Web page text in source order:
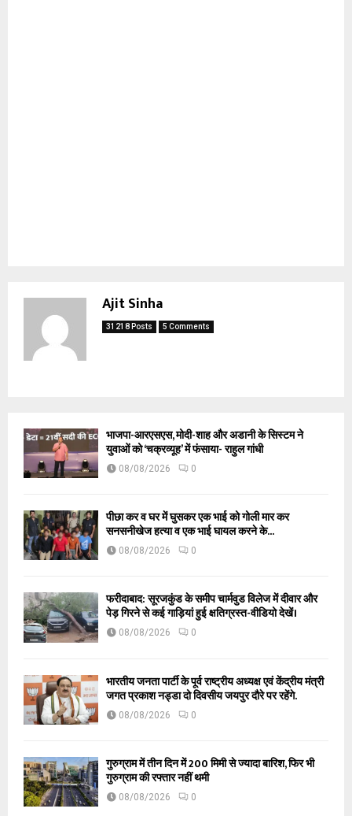
Ajit Sinha
31218 Posts 5 Comments
भाजपा-आरएसएस, मोदी-शाह और अडानी के सिस्टम ने
युवाओं को ‘चक्रव्यूह’ में फंसाया- राहुल गांधी
08/08/2026 0
पीछा कर व घर में घुसकर एक भाई को गोली मार कर
सनसनीखेज हत्या व एक भाई घायल करने के...
08/08/2026 0
फरीदाबाद: सूरजकुंड के समीप चार्मवुड विलेज में दीवार और
पेड़ गिरने से कई गाड़ियां हुई क्षतिग्रस्त-वीडियो देखें।
08/08/2026 0
भारतीय जनता पार्टी के पूर्व राष्ट्रीय अध्यक्ष एवं केंद्रीय मंत्री
जगत प्रकाश नड्डा दो दिवसीय जयपुर दौरे पर रहेंगे.
08/08/2026 0
गुरुग्राम में तीन दिन में 200 मिमी से ज्यादा बारिश, फिर भी
गुरुग्राम की रफ्तार नहीं थमी
08/08/2026 0